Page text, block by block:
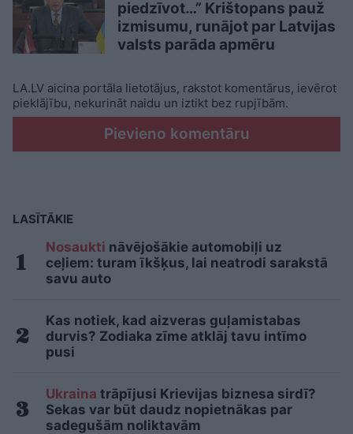
piedzīvot…” Krištopans pauž
izmisumu, runājot par Latvijas
valsts parāda apmēru
LA.LV aicina portāla lietotājus, rakstot komentārus, ievērot
pieklājību, nekurināt naidu un iztikt bez rupjībām.
Pievieno komentāru
LASĪTĀKIE
Nosaukti nāvējošākie automobiļi uz
ceļiem: turam īkšķus, lai neatrodi sarakstā
savu auto
Kas notiek, kad aizveras guļamistabas
durvis? Zodiaka zīme atklāj tavu intīmo
pusi
Ukraina trāpījusi Krievijas biznesa sirdī?
Sekas var būt daudz nopietnākas par
sadegušām noliktavām